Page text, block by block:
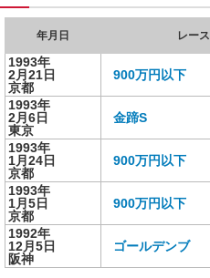
年月日 レース
1993年
2月21日
京都
900万円以下
1993年
2月6日
東京
金蹄S
1993年
1月24日
京都
900万円以下
1993年
1月5日
京都
900万円以下
1992年
12月5日
阪神
ゴールデンブ